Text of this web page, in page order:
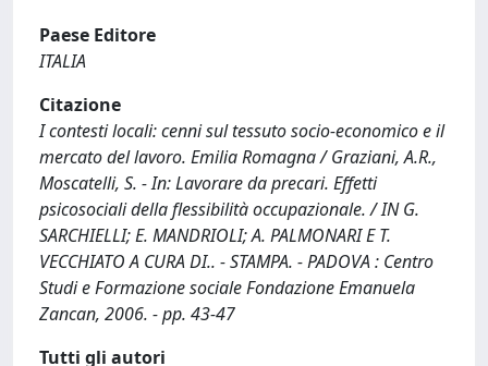
Paese Editore
ITALIA
Citazione
I contesti locali: cenni sul tessuto socio-economico e il
mercato del lavoro. Emilia Romagna / Graziani, A.R.,
Moscatelli, S. - In: Lavorare da precari. Effetti
psicosociali della flessibilità occupazionale. / IN G.
SARCHIELLI; E. MANDRIOLI; A. PALMONARI E T.
VECCHIATO A CURA DI.. - STAMPA. - PADOVA : Centro
Studi e Formazione sociale Fondazione Emanuela
Zancan, 2006. - pp. 43-47
Tutti gli autori